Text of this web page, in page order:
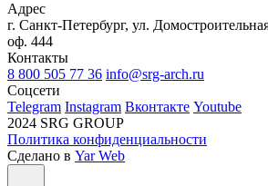
Адрес
г. Санкт-Петербург, ул.
оф. 444
Контакты
8 800 505 77 36 info@srg-arch.ru
Соцсети
Telegram Instagram Вконтакте Youtube
2024 SRG GROUP
Политика конфиденциальности
Сделано в Yar Web